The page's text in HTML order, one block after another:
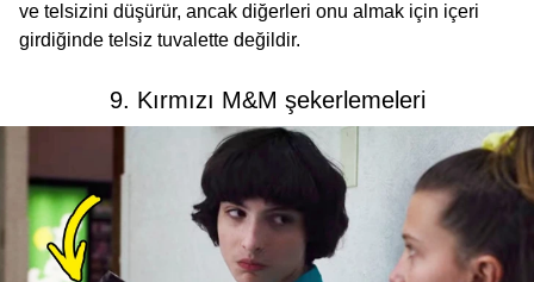
ve telsizini düşürür, ancak diğerleri onu almak için içeri
girdiğinde telsiz tuvalette değildir.
9. Kırmızı M&M şekerlemeleri